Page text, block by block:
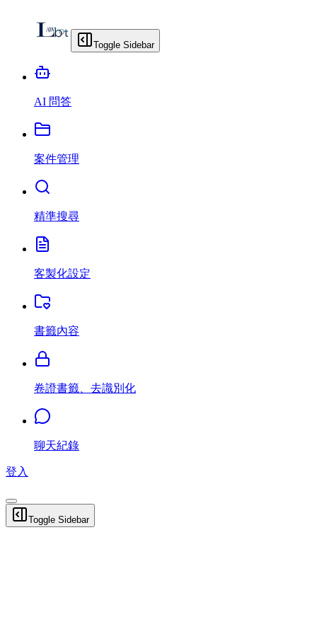
Toggle Sidebar
AI 問答
案件管理
精準搜尋
客製化設定
書籤內容
卷證書籤、去識別化
聊天紀錄
登入
Toggle Sidebar